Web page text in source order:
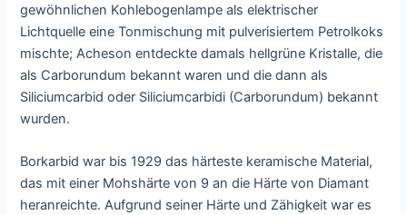
gewöhnlichen Kohlebogenlampe als elektrischer
Lichtquelle eine Tonmischung mit pulverisiertem Petrolkoks
mischte; Acheson entdeckte damals hellgrüne Kristalle, die
als Carborundum bekannt waren und die dann als
Siliciumcarbid oder Siliciumcarbidi (Carborundum) bekannt
wurden.
Borkarbid war bis 1929 das härteste keramische Material,
das mit einer Mohshärte von 9 an die Härte von Diamant
heranreichte. Aufgrund seiner Härte und Zähigkeit war es